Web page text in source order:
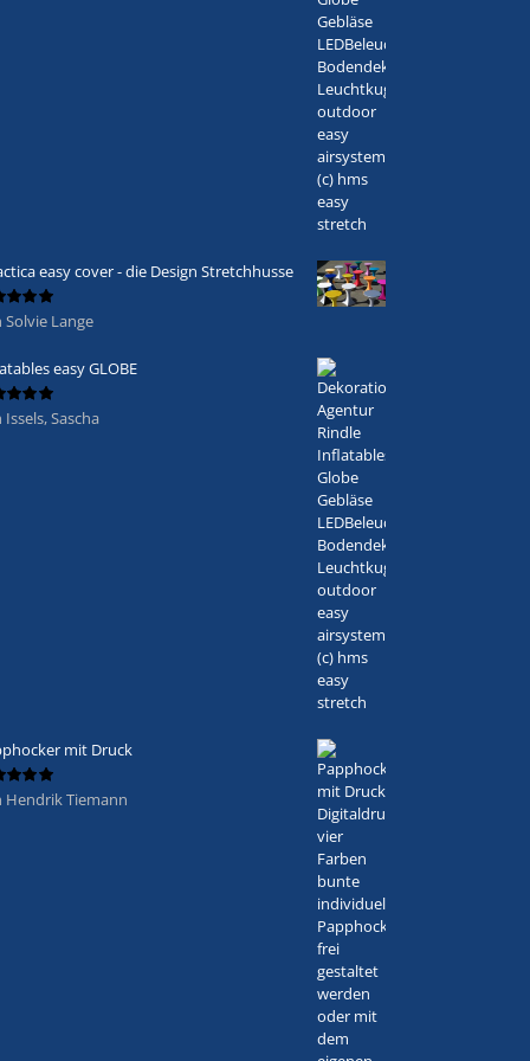
easy cover - die Design Stretchhusse
Solvie Lange
easy GLOBE
Sascha
mit Druck
Hendrik Tiemann